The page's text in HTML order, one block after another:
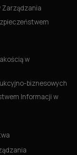
Zarządzania
w
biznesowych
Informacji w